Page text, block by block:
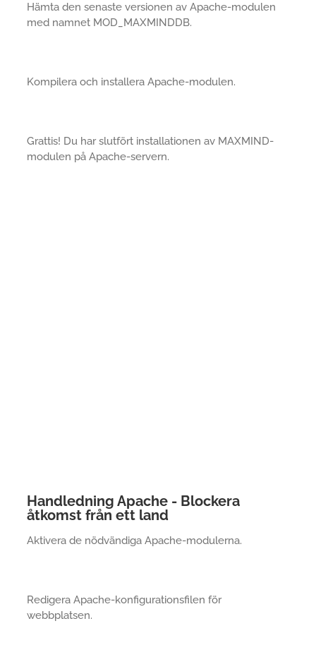
Hämta den senaste versionen av Apache-modulen
med namnet MOD_MAXMINDDB.
Kompilera och installera Apache-modulen.
Grattis! Du har slutfört installationen av MAXMIND-
modulen på Apache-servern.
Handledning Apache - Blockera
åtkomst från ett land
Aktivera de nödvändiga Apache-modulerna.
Redigera Apache-konfigurationsfilen för
webbplatsen.